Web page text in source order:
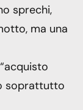
sprechi,
ma una
soprattutto